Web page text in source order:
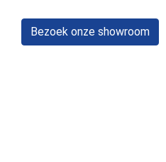
Bezoek onze showroom